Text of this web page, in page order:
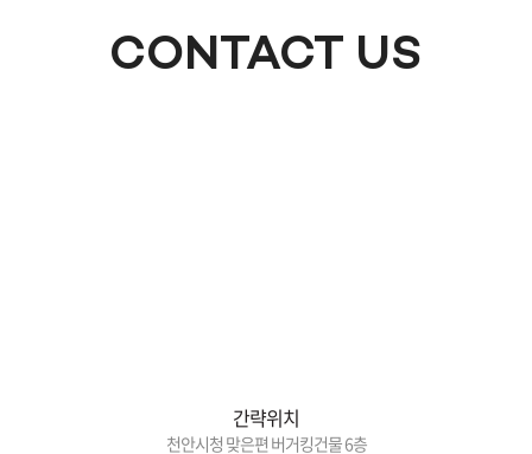
CONTACT US
간략위치
천안시청 맞은편 버거킹건물 6층